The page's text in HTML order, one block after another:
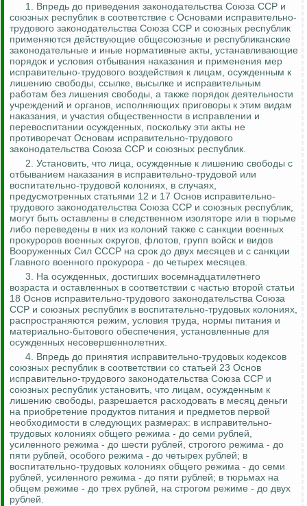
1. Впредь до приведения законодательства Союза ССР и
союзных республик в соответствие с Основами исправительно-
трудового законодательства Союза ССР и союзных республик
применяются действующие общесоюзные и республиканские
законодательные и иные нормативные акты, устанавливающие
порядок и условия отбывания наказания и применения мер
исправительно-трудового воздействия к лицам, осужденным к
лишению свободы, ссылке, высылке и исправительным
работам без лишения свободы, а также порядок деятельности
учреждений и органов, исполняющих приговоры к этим видам
наказания, и участия общественности в исправлении и
перевоспитании осужденных, поскольку эти акты не
противоречат Основам исправительно-трудового
законодательства Союза ССР и союзных республик.
2. Установить, что лица, осужденные к лишению свободы с
отбыванием наказания в исправительно-трудовой или
воспитательно-трудовой колониях, в случаях,
предусмотренных статьями 12 и 17 Основ исправительно-
трудового законодательства Союза ССР и союзных республик,
могут быть оставлены в следственном изоляторе или в тюрьме
либо переведены в них из колоний также с санкции военных
прокуроров военных округов, флотов, групп войск и видов
Вооруженных Сил СССР на срок до двух месяцев и с санкции
Главного военного прокурора - до четырех месяцев.
3. На осужденных, достигших восемнадцатилетнего
возраста и оставленных в соответствии с частью второй статьи
18 Основ исправительно-трудового законодательства Союза
ССР и союзных республик в воспитательно-трудовых колониях,
распространяются режим, условия труда, нормы питания и
материально-бытового обеспечения, установленные для
осужденных несовершеннолетних.
4. Впредь до принятия исправительно-трудовых кодексов
союзных республик в соответствии со статьей 23 Основ
исправительно-трудового законодательства Союза ССР и
союзных республик установить, что лицам, осужденным к
лишению свободы, разрешается расходовать в месяц деньги
на приобретение продуктов питания и предметов первой
необходимости в следующих размерах: в исправительно-
трудовых колониях общего режима - до семи рублей,
усиленного режима - до шести рублей, строгого режима - до
пяти рублей, особого режима - до четырех рублей; в
воспитательно-трудовых колониях общего режима - до семи
рублей, усиленного режима - до пяти рублей; в тюрьмах на
общем режиме - до трех рублей, на строгом режиме - до двух
рублей.